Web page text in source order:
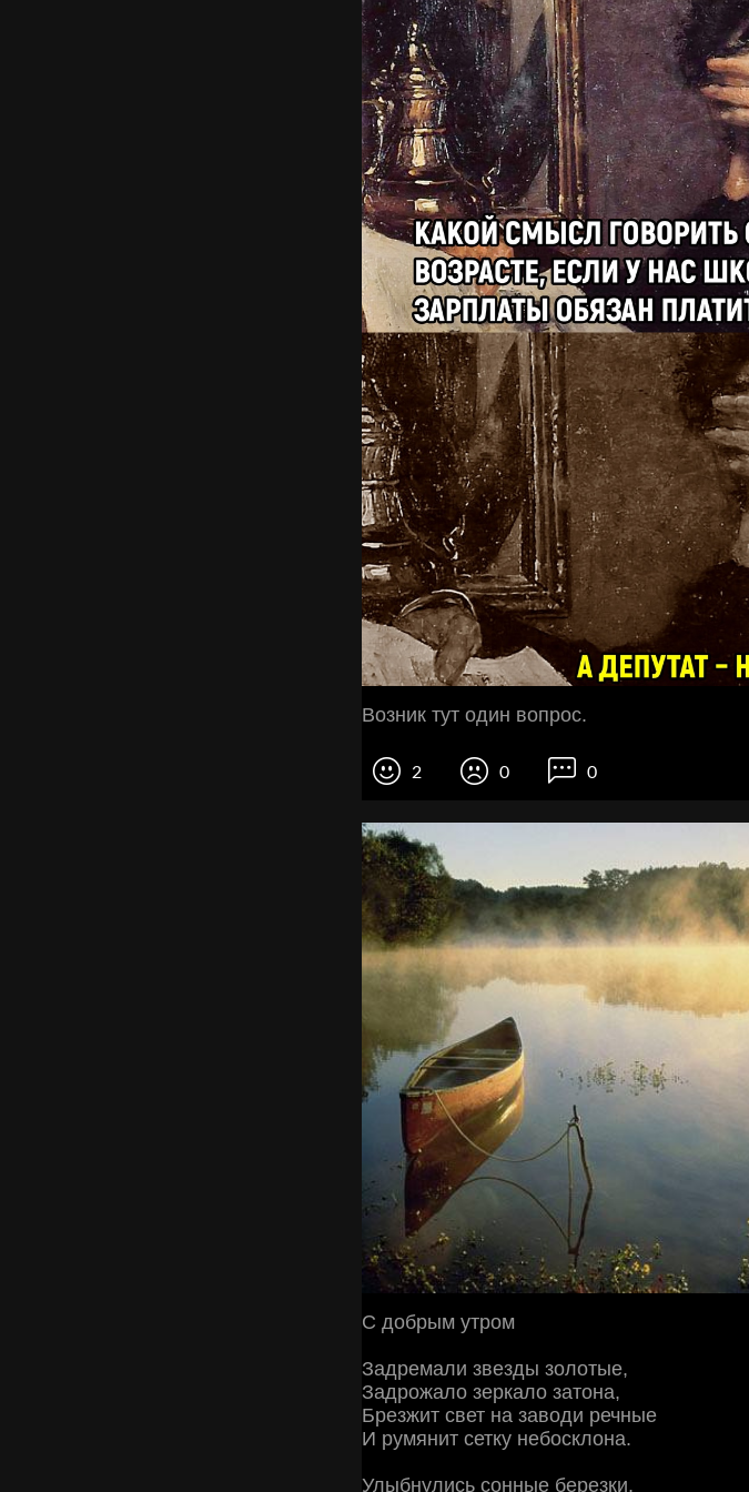
Возник тут один вопрос.
2 0 0
С добрым утром
Задремали звезды золотые,
Задрожало зеркало затона,
Брезжит свет на заводи речные
И румянит сетку небосклона.
Улыбнулись сонные березки,